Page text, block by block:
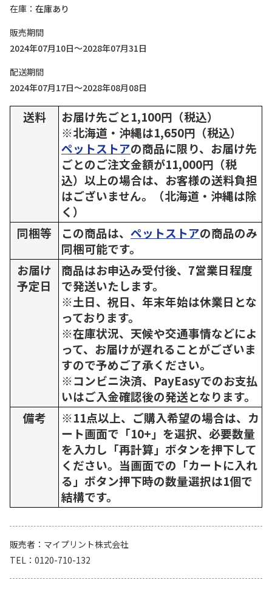
在庫
在庫あり
販売期間
2024年07月10日～2028年07月31日
配送期間
2024年07月17日～2028年08月08日
送料
お届け先ごと1,100円（税込）
※北海道・沖縄は1,650円（税込）
ペットストアの商品に限り、お届け先
ごとのご注文金額が11,000円（税
込）以上の場合は、お客様の送料負担
はございません。（北海道・沖縄は除
く）
同梱等
この商品は、 ペットストアの商品のみ
同梱可能です。
お届け
予定日
商品はお申込み受付後、7営業日程度
で発送いたします。
※土日、祝日、年末年始は休業日とな
っております。
※在庫状況、天候や交通事情などによ
って、お届けが遅れることがございま
すので予めご了承ください。
※コンビニ決済、PayEasyでのお支払
いはご入金確認後の発送となります。
備考
※11点以上、ご購入希望の場合は、カ
ート画面で「10+」を選択、必要数量
を入力し「再計算」ボタンを押下して
ください。当画面での「カートに入れ
る」ボタン押下時の数量選択は1個で
結構です。
販売者
マイプリント株式会社
TEL
0120-710-132